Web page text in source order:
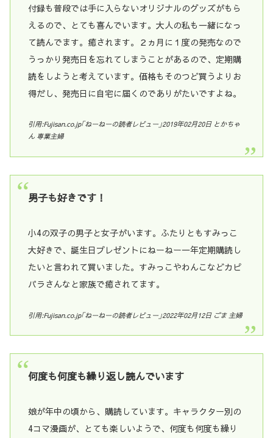
付録も普段では手に入らないオリジナルのグッズがもら
えるので、とても喜んでいます。大人の私も一緒になっ
て読んでます。癒されます。２ヵ月に１度の発売なので
うっかり発売日を忘れてしまうことがあるので、定期購
読をしようと考えています。価格もそのつど買うよりお
得だし、発売日に自宅に届くのでありがたいですよね。
引用:Fujisan.co.jp｢ねーねーの読者レビュー｣2019年02月20日 とかちゃ
ん 専業主婦
男子も好きです！
小4の双子の男子と女子がいます。ふたりともすみっこ
大好きで、誕生日プレゼントにねーねー一年定期購読し
たいと言われて買いました。すみっこやわんこなどカピ
パラさんなと家族で癒されてます。
引用:Fujisan.co.jp｢ねーねーの読者レビュー｣2022年02月12日 ごま 主婦
何度も何度も繰り返し読んでいます
娘が年中の頃から、購読しています。キャラクター別の
4コマ漫画が、とても楽しいようで、何度も何度も繰り